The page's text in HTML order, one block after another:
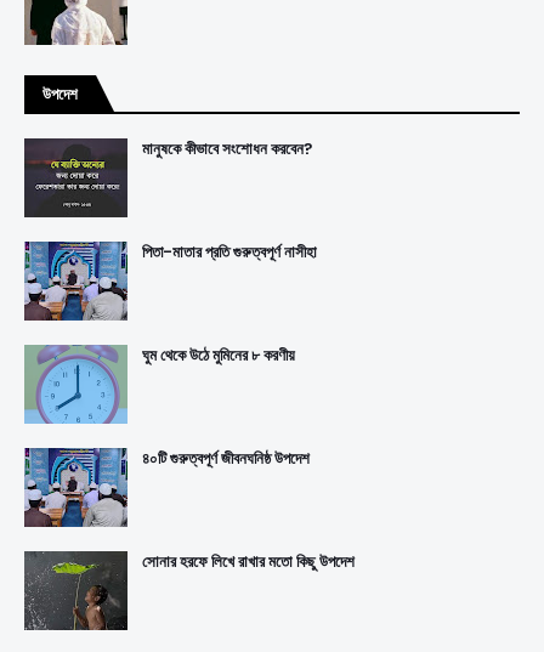
উপদেশ
মানুষকে কীভাবে সংশোধন করবেন?
পিতা-মাতার প্রতি গুরুত্বপূর্ণ নাসীহা
ঘুম থেকে উঠে মুমিনের ৮ করণীয়
৪০টি গুরুত্বপূর্ণ জীবনঘনিষ্ঠ উপদেশ
সোনার হরফে লিখে রাখার মতো কিছু উপদেশ